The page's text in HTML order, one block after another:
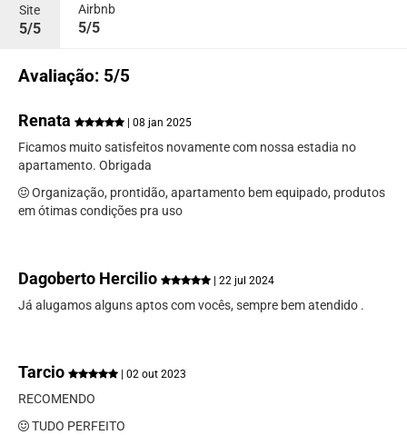
Site
5/5
Airbnb
5/5
Avaliação: 5/5
Renata | 08 jan 2025
Ficamos muito satisfeitos novamente com nossa estadia no
apartamento. Obrigada
Organização, prontidão, apartamento bem equipado, produtos
em ótimas condições pra uso
Dagoberto Hercilio | 22 jul 2024
Já alugamos alguns aptos com vocês, sempre bem atendido .
Tarcio | 02 out 2023
RECOMENDO
TUDO PERFEITO